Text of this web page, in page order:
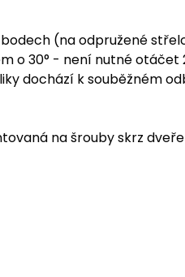
(na odpružené
30° - není nutné otáčet
dochází k souběžném
na šrouby skrz dveře